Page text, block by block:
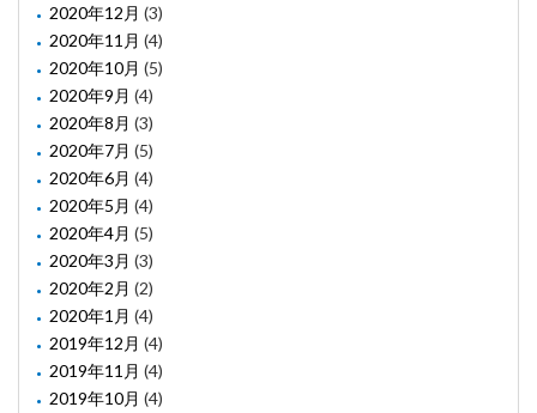
2020年12月 (3)
2020年11月 (4)
2020年10月 (5)
2020年9月 (4)
2020年8月 (3)
2020年7月 (5)
2020年6月 (4)
2020年5月 (4)
2020年4月 (5)
2020年3月 (3)
2020年2月 (2)
2020年1月 (4)
2019年12月 (4)
2019年11月 (4)
2019年10月 (4)